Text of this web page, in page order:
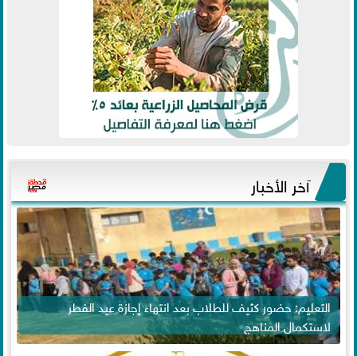
آخر الأخبار
التعليم: حضور كثيف للطلاب بعد انتهاء إجازة عيد الفطر
لاستكمال المناهج